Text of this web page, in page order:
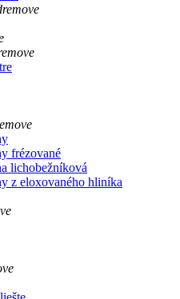
remove
frézované
lichobežníková
z eloxovaného hliníka